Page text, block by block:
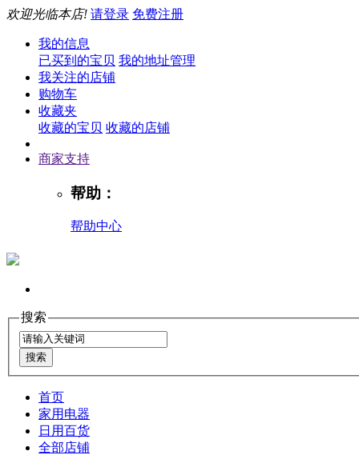
欢迎光临本店! 请登录 免费注册
我的信息
已买到的宝贝 我的地址管理
我关注的店铺
购物车
收藏夹
收藏的宝贝 收藏的店铺
商家支持
帮助：
帮助中心
搜索
首页
家用电器
日用百货
全部店铺